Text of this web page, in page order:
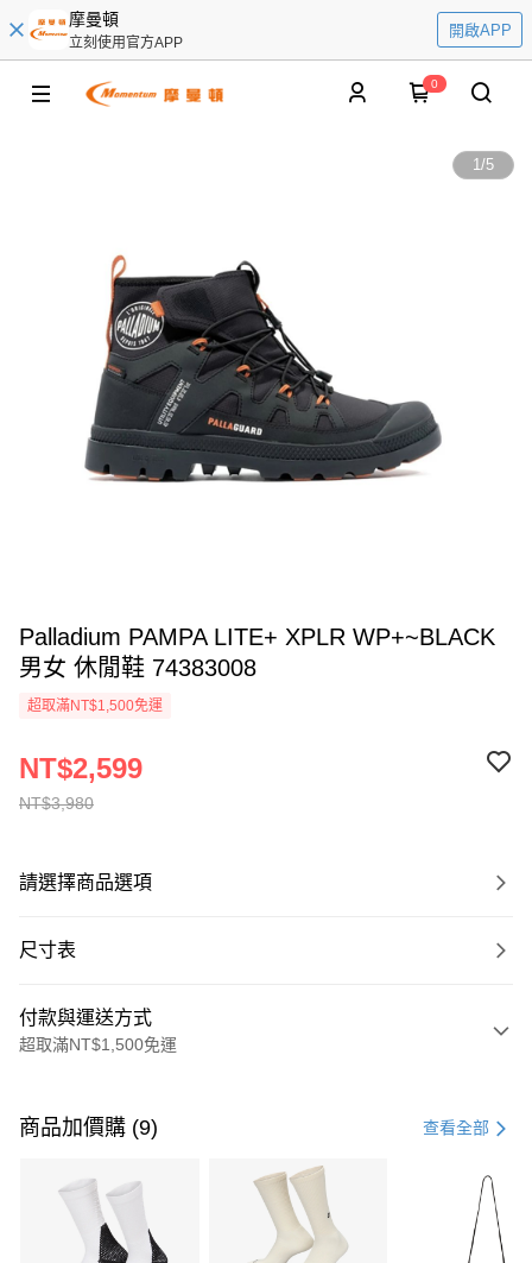
摩曼頓
立刻使用官方APP
開啟APP
0
1/5
Palladium PAMPA LITE+ XPLR WP+~BLACK
男女 休閒鞋 74383008
超取滿NT$1,500免運
NT$3,980
NT$2,599
請選擇商品選項
尺寸表
付款與運送方式
超取滿NT$1,500免運
信用卡一次付款
3 期 0 利率 每期 21家銀行
合作金庫商業銀行
第一商業銀行
商品加價購 (9) 查看全部